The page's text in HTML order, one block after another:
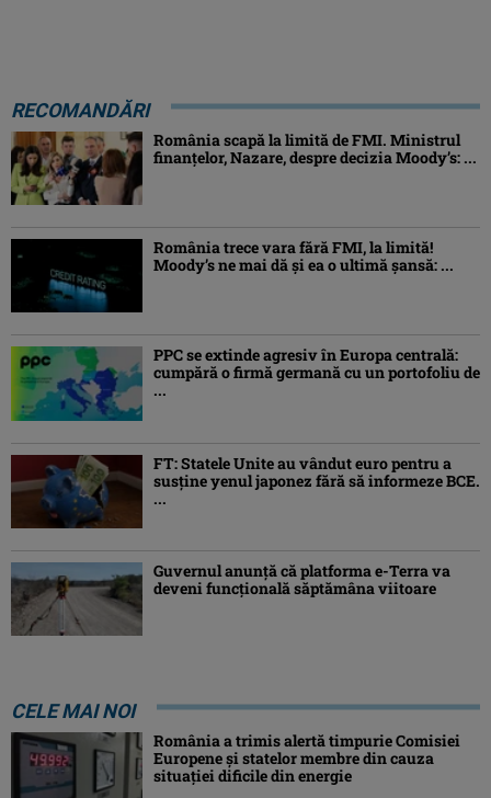
RECOMANDĂRI
România scapă la limită de FMI. Ministrul
finanțelor, Nazare, despre decizia Moody’s: ...
România trece vara fără FMI, la limită!
Moody’s ne mai dă și ea o ultimă șansă: ...
PPC se extinde agresiv în Europa centrală:
cumpără o firmă germană cu un portofoliu de
...
FT: Statele Unite au vândut euro pentru a
susține yenul japonez fără să informeze BCE.
...
Guvernul anunță că platforma e-Terra va
deveni funcţională săptămâna viitoare
CELE MAI NOI
România a trimis alertă timpurie Comisiei
Europene și statelor membre din cauza
situației dificile din energie